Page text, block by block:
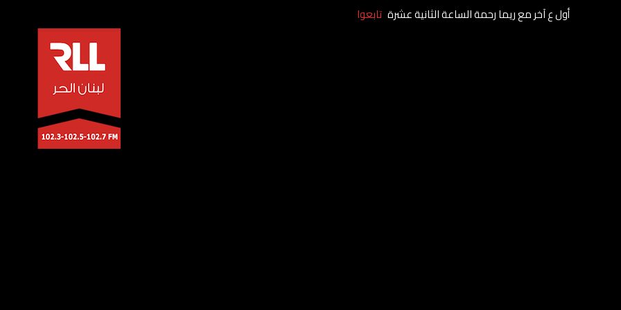
أول ع آخر مع ريما رحمة الساعة الثانية عشرة تابعوا